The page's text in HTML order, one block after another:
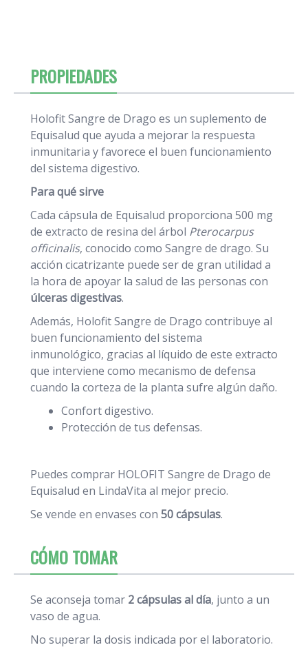
PROPIEDADES
Holofit Sangre de Drago es un suplemento de
Equisalud que ayuda a mejorar la respuesta
inmunitaria y favorece el buen funcionamiento
del sistema digestivo.
Para qué sirve
Cada cápsula de Equisalud proporciona 500 mg
de extracto de resina del árbol Pterocarpus
officinalis, conocido como Sangre de drago. Su
acción cicatrizante puede ser de gran utilidad a
la hora de apoyar la salud de las personas con
úlceras digestivas.
Además, Holofit Sangre de Drago contribuye al
buen funcionamiento del sistema
inmunológico, gracias al líquido de este extracto
que interviene como mecanismo de defensa
cuando la corteza de la planta sufre algún daño.
Confort digestivo.
Protección de tus defensas.
Puedes comprar HOLOFIT Sangre de Drago de
Equisalud en LindaVita al mejor precio.
Se vende en envases con 50 cápsulas.
CÓMO TOMAR
Se aconseja tomar 2 cápsulas al día, junto a un
vaso de agua.
No superar la dosis indicada por el laboratorio.